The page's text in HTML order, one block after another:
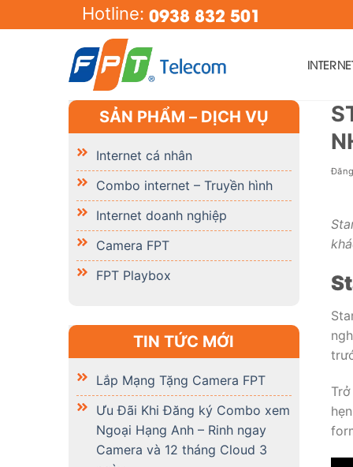
to
Hotline: 0938 832 501
SẢN PHẨM – DỊCH VỤ
Internet cá nhân
Combo internet – Truyền hình
Internet doanh nghiệp
Camera FPT
FPT Playbox
TIN TỨC MỚI
Lắp Mạng Tặng Camera FPT
Ưu Đãi Khi Đăng ký Combo xem
Ngoại Hạng Anh – Rinh ngay
Camera và 12 tháng Cloud 3